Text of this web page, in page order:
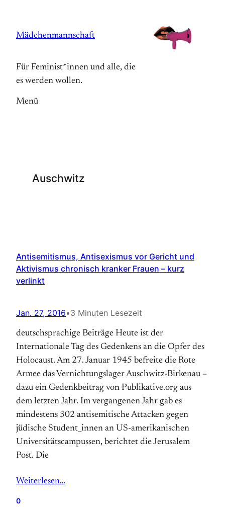
springen
Mädchenmannschaft
Für Feminist*innen und alle, die
es werden wollen.
Menü
Auschwitz
Antisemitismus, Antisexismus vor Gericht und
Aktivismus chronisch kranker Frauen – kurz
verlinkt
Jan. 27, 2016•3 Minuten Lesezeit
deutschsprachige Beiträge Heute ist der
Internationale Tag des Gedenkens an die Opfer des
Holocaust. Am 27. Januar 1945 befreite die Rote
Armee das Vernichtungslager Auschwitz-Birkenau –
dazu ein Gedenkbeitrag von Publikative.org aus
dem letzten Jahr. Im vergangenen Jahr gab es
mindestens 302 antisemitische Attacken gegen
jüdische Student_innen an US-amerikanischen
Universitätscampussen, berichtet die Jerusalem
Post. Die
Weiterlesen…
0